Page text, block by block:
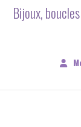
Bijoux,